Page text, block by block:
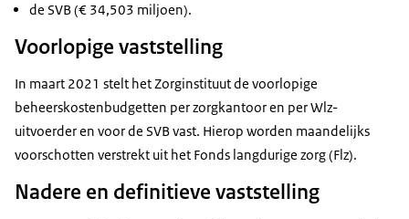
de SVB (€ 34,503 miljoen).
Voorlopige vaststelling
In maart 2021 stelt het Zorginstituut de voorlopige
beheerskostenbudgetten per zorgkantoor en per Wlz-
uitvoerder en voor de SVB vast. Hierop worden maandelijks
voorschotten verstrekt uit het Fonds langdurige zorg (Flz).
Nadere en definitieve vaststelling